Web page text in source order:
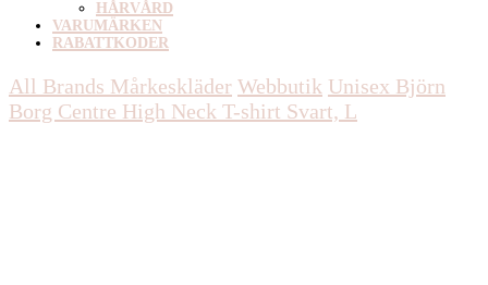
HÅRVÅRD
VARUMÄRKEN
RABATTKODER
All Brands Mårkeskläder Webbutik Unisex Björn
Borg Centre High Neck T-shirt Svart, L